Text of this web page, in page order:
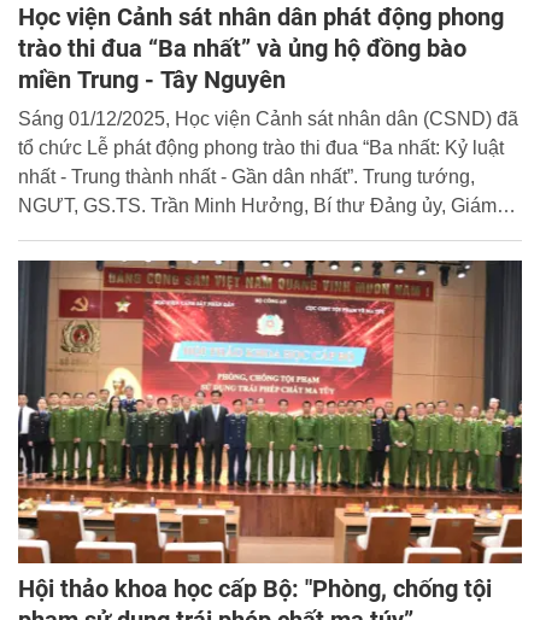
Học viện Cảnh sát nhân dân phát động phong
trào thi đua “Ba nhất” và ủng hộ đồng bào
miền Trung - Tây Nguyên
Sáng 01/12/2025, Học viện Cảnh sát nhân dân (CSND) đã
tổ chức Lễ phát động phong trào thi đua “Ba nhất: Kỷ luật
nhất - Trung thành nhất - Gần dân nhất”. Trung tướng,
NGƯT, GS.TS. Trần Minh Hưởng, Bí thư Đảng ủy, Giám
Hội thảo khoa học cấp Bộ: "Phòng, chống tội